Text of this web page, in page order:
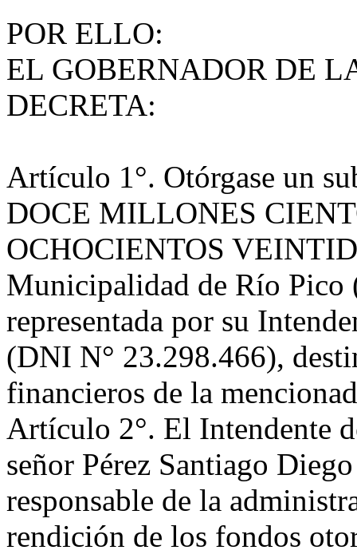
POR ELLO:
EL GOBERNADOR DE
DECRETA:
Artículo 1°. Otórgase un
DOCE MILLONES
OCHOCIENTOS
Municipalidad de Río
representada por su
(DNI N° 23.298.466),
financieros de la
Artículo 2°. El Intendente
señor Pérez Santiago
responsable de la
rendición de los fondos